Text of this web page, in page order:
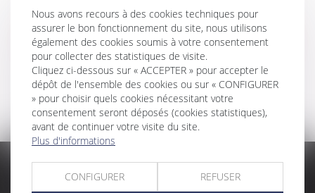
VEILLE JURIDIQUE
RÉDACTION DU CABINET
Nous avons recours à des cookies techniques pour
assurer le bon fonctionnement du site, nous utilisons
également des cookies soumis à votre consentement
pour collecter des statistiques de visite.
Cliquez ci-dessous sur « ACCEPTER » pour accepter le
dépôt de l'ensemble des cookies ou sur « CONFIGURER
» pour choisir quels cookies nécessitant votre
consentement seront déposés (cookies statistiques),
avant de continuer votre visite du site.
Plus d'informations
CONFIGURER REFUSER